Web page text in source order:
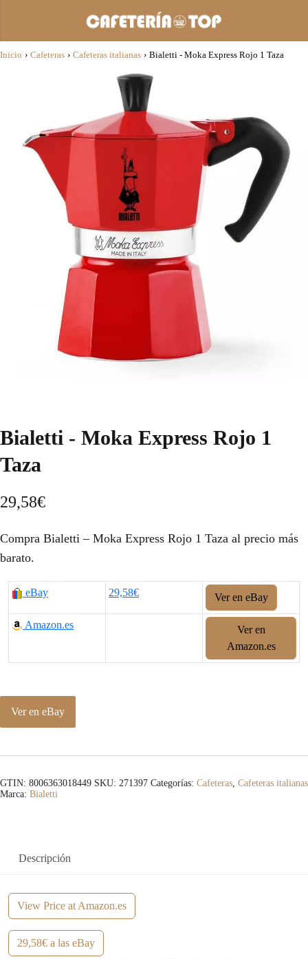
Inicio › Cafeteras › Cafeteras italianas › Bialetti - Moka Express Rojo 1 Taza
Bialetti - Moka Express Rojo 1
Taza
29,58€
Compra Bialetti – Moka Express Rojo 1 Taza al precio más
barato.
eBay 29,58€ Ver en eBay
Amazon.es
Ver en
Amazon.es
Ver en eBay
GTIN: 8006363018449 SKU: 271397 Categorías: Cafeteras, Cafeteras italianas
Marca: Bialetti
Descripción
View Price at Amazon.es
29,58€ a las eBay